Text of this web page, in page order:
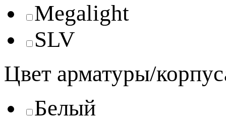
Megalight
SLV
Цвет арматуры/
Белый